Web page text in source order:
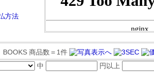
BOOKS 商品数＝1件
中
円以上